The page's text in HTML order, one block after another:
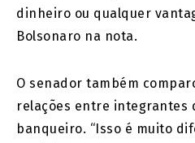
dinheiro ou qualquer
Bolsonaro na nota.
O senador também
relações entre integrantes
banqueiro. “Isso é muito